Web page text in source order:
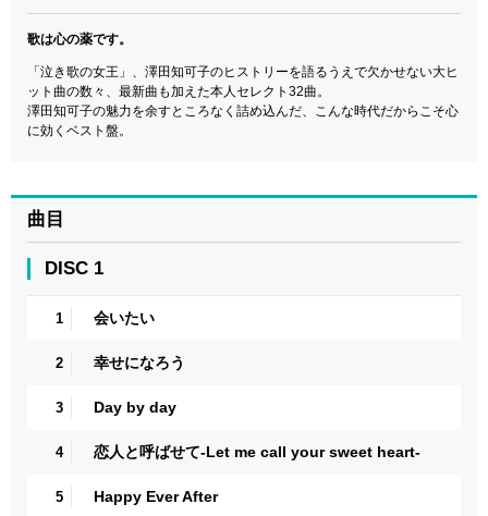
歌は心の薬です。
「泣き歌の女王」、澤田知可子のヒストリーを語るうえで欠かせない大ヒ
ット曲の数々、最新曲も加えた本人セレクト32曲。
澤田知可子の魅力を余すところなく詰め込んだ、こんな時代だからこそ心
に効くベスト盤。
曲目
DISC 1
1 会いたい
2 幸せになろう
3 Day by day
4 恋人と呼ばせて-Let me call your sweet heart-
5 Happy Ever After